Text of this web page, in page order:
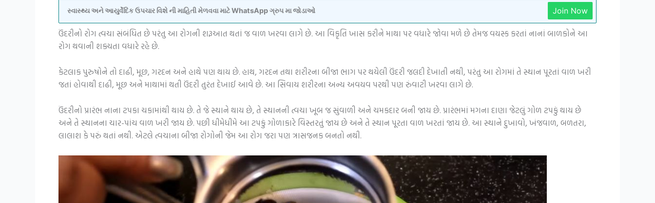
સ્વાસ્થ્ય અને આયુર્વેદિક ઉપચાર વિશે ની માહિતી મેળવવા માટે WhatsApp ગ્રુપ મા જોડાઓ Join Now
ઉંદરીનો રોગ ત્વચા સંબંધિત છે પરંતુ આ રોગની શરૂઆત થતાં જ વાળ ખરવા લાગે છે. આ વિકૃતિ ખાસ કરીને માથા પર વધારે જોવા મળે છે તેમજ વયસ્ક કરતાં નાનાં બાળકોને આ
રોગ થવાની શક્યતા વધારે રહે છે.
કેટલાક પુરુષોને તો દાઢી, મૂછ, ગરદન અને હાથે પણ થાય છે. હાથ, ગરદન તથા શરીરના બીજા ભાગ પર થયેલી ઉંદરી જલદી દેખાતી નથી, પરંતુ આ રોગમાં તે સ્થાન પૂરતાં વાળ ખરી
જતાં હોવાથી દાઢી, મૂછ અને માથામાં થતી ઉંદરી તુરંત દેખાઈ આવે છે. આ સિવાય શરીરના અન્ય અવયવ પરથી પણ રુંવાટી ખરવા લાગે છે.
ઉંદરીનો પ્રારંભ નાના ટપકા ચકામાંથી થાય છે. તે જે સ્થાને થાય છે, તે સ્થાનની ત્વચા ખૂબ જ સુંવાળી અને ચમકદાર બની જાય છે. પ્રારંભમાં મગના દાણા જેટલું ગોળ ટપકું થાય છે
અને તે સ્થાનના ચાર-પાંચ વાળ ખરી જાય છે. પછી ધીમેધીમે આ ટપકું ગોળાકારે વિસ્તરતું જાય છે અને તે સ્થાન પૂરતા વાળ ખરતાં જાય છે. આ સ્થાને દુખાવો, ખંજવાળ, બળતરા,
લાલાશ કે પરું થતાં નથી. એટલે ત્વચાના બીજા રોગોની જેમ આ રોગ જરા પણ ત્રાસજનક બનતો નથી.